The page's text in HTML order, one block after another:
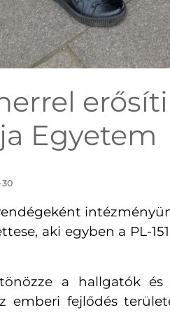
Egyetem
30
aki egyben a PL-
a hallgatók
emberi fejlődés